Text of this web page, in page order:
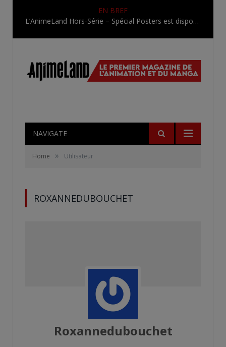
EN BREF
L’AnimeLand Hors-Série – Spécial Posters est disponible !
NAVIGATE
Home » Utilisateur
ROXANNEDUBOUCHET
Roxannedubouchet